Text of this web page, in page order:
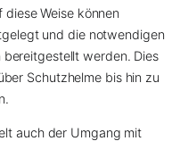
Weise können
und die notwendigen
werden. Dies
Schutzhelme bis hin zu
auch der Umgang mit